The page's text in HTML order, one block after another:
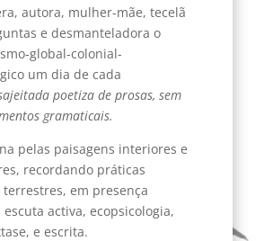
autora, mulher-mãe, tecelã
e desmanteladora o
global-colonial-
um dia de cada
poetiza de prosas, sem
gramaticais.
pelas paisagens interiores e
recordando práticas
em presença
activa, ecopsicologia,
e escrita.